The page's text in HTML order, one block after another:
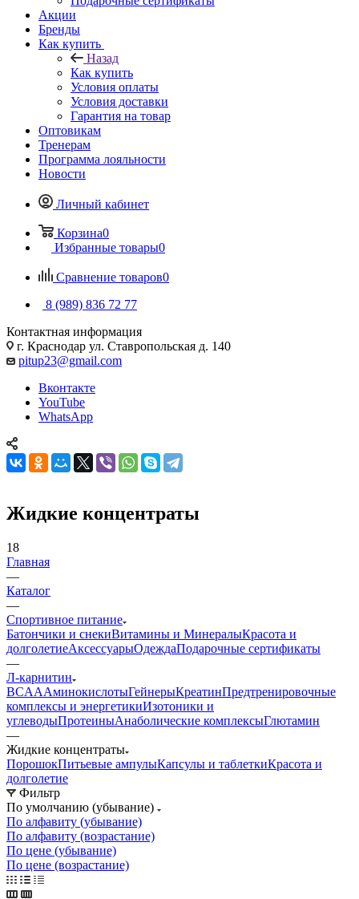
Акции
Бренды
Как купить
Назад
Как купить
Условия оплаты
Условия доставки
Гарантия на товар
Оптовикам
Тренерам
Программа лояльности
Новости
Личный кабинет
Корзина0
Избранные товары0
Сравнение товаров0
8 (989) 836 72 77
Контактная информация
г. Краснодар ул. Ставропольская д. 140
pitup23@gmail.com
Вконтакте
YouTube
WhatsApp
Жидкие концентраты
18
Главная
—
Каталог
—
Спортивное питание
Батончики и снекиВитамины и МинералыКрасота и
долголетиеАксессуарыОдеждаПодарочные сертификаты
—
Л-карнитин
BCAAАминокислотыГейнерыКреатинПредтренировочные
комплексы и энергетикиИзотоники и
углеводыПротеиныАнаболические комплексыГлютамин
—
Жидкие концентраты
ПорошокПитьевые ампулыКапсулы и таблеткиКрасота и
долголетие
Фильтр
По умолчанию (убывание)
По алфавиту (убывание)
По алфавиту (возрастание)
По цене (убывание)
По цене (возрастание)